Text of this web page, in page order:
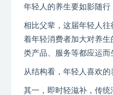
年轻人的养生要如影随行
相比父辈，这届年轻人
着年轻消费者加大对养
类产品、服务等都应运而
从结构看，年轻人喜欢的
其一，即时轻滋补，传